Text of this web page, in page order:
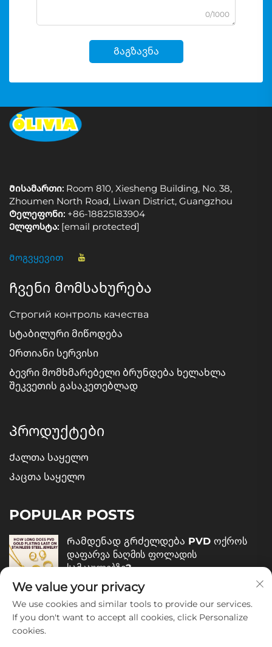
0/1000
Გაგზავნა
Მისამართი: Room 810, Xiesheng Building, No. 38,
Zhoumen North Road, Liwan District, Guangzhou
Ტელეფონი: +86-18825183904
Ელფოსტა: [email protected]
Მოგვყევით
Ჩვენი მომსახურება
Строгий контроль качества
Სტაბილური მიწოდება
Ერთიანი სერვისი
Ბევრი მომხმარებელი ბრუნდება ხელახლა
შეკვეთის გასაკეთებლად
Პროდუქტები
Ქალთა საყელო
Კაცთა საყელო
POPULAR POSTS
Რამდენად გრძელდება PVD ოქროს
დაფარვა ნაღმის ფოლადის
სამკაულებზე?
December 05, 2025
Როგორ შევაფასოთ ნაღმის ფოლადის
We value your privacy
We use cookies and similar tools to provide our services.
If you don't want to accept all cookies, click Personalize
cookies.